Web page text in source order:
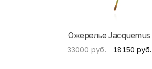
Ожерелье Jacquemus
33000 руб. 18150 руб.